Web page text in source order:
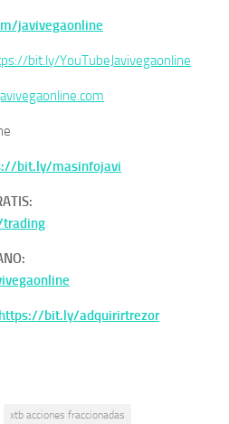
javivegaonline
bit.ly/YouTubeJavivegaonline
bit.ly/masinfojavi
https://bit.ly/adquirirtrezor
xtb acciones fraccionadas